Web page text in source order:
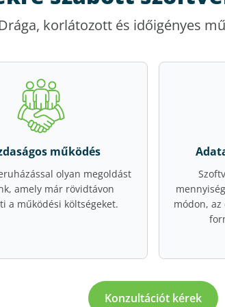
korlátozott és időigényes
működés
olyan megoldást
amely már rövidtávon
a működési költségeket.
módon,
Konzultációt kérek